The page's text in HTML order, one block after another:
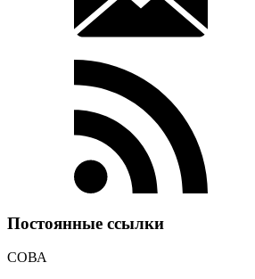
Постоянные ссылки
СОВА